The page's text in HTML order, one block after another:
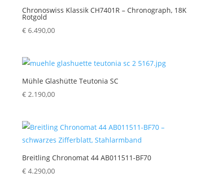
Chronoswiss Klassik CH7401R – Chronograph, 18K
Rotgold
€6.490,00
Mühle Glashütte Teutonia SC
€2.190,00
Breitling Chronomat 44 AB011511-BF70
€4.290,00